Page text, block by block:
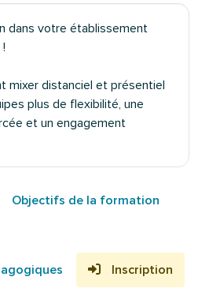
dans votre établissement
mixer distanciel et présentiel
plus de flexibilité, une
et un engagement
Objectifs de la formation
Inscription